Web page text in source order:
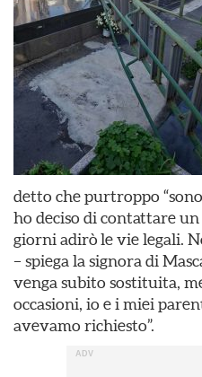
detto che purtroppo “sono
ho deciso di contattare
giorni adirò le vie legali.
– spiega la signora di
venga subito sostituita,
occasioni, io e i miei
avevamo richiesto”.